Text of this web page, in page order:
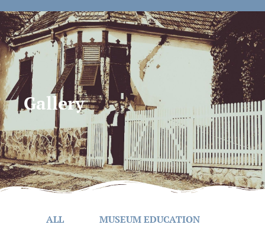
Gallery
ALL
MUSEUM EDUCATION